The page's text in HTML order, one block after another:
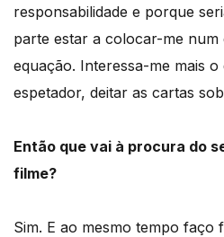
responsabilidade e porque
parte estar a colocar-me
equação. Interessa-me mais
espetador, deitar as cartas
Então que vai à procura do
filme?
Sim. E ao mesmo tempo faço